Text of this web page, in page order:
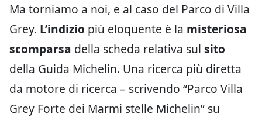
Ma torniamo a noi, e al caso del Parco di Villa
Grey. L’indizio più eloquente è la misteriosa
scomparsa della scheda relativa sul sito
della Guida Michelin. Una ricerca più diretta
da motore di ricerca – scrivendo “Parco Villa
Grey Forte dei Marmi stelle Michelin” su